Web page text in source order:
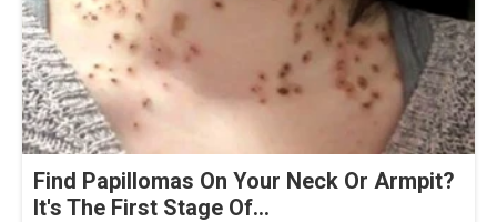
Find Papillomas On Your Neck Or Armpit?
It's The First Stage Of...